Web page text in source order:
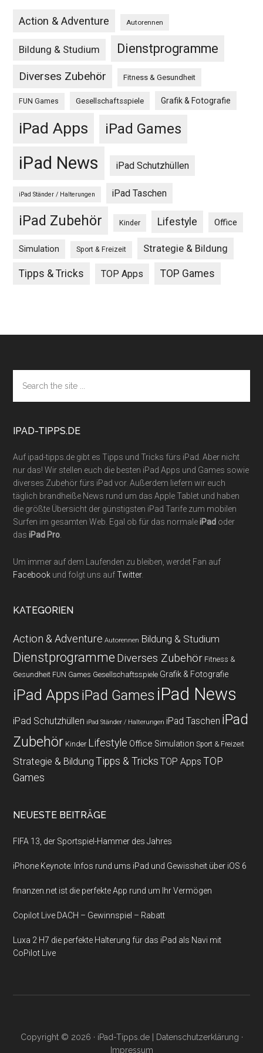
Action & Adventure Autorennen
Bildung & Studium Dienstprogramme
Diverses Zubehör Fitness & Gesundheit
FUN Games Gesellschaftsspiele Grafik & Fotografie
iPad Apps iPad Games
iPad News iPad Schutzhüllen
iPad Ständer / Halterungen iPad Taschen
iPad Zubehör Kinder Lifestyle Office
Simulation Sport & Freizeit Strategie & Bildung
Tipps & Tricks TOP Apps TOP Games
Footer
the
site
IPAD-TIPPS.DE
Auf ipad-tipps.de gibt es Tipps und Tricks fürs iPad. Aber nicht
nur das! Wir stellen euch die besten iPad Apps und Games sowie
diverses Zubehör fürs iPad vor. Außerdem liefern wir euch
täglich brandheiße News rund um das Apple Tablet und haben
die größte Übersicht der günstigsten iPad Tarife zum mobilen
Surfen im gesamten Web. Egal ob für das normaleiPad oder
dasiPad Pro
Um immer auf dem Laufenden zu bleiben, werdet Fan auf
Facebook und folgt uns aufTwitter.
KATEGORIEN
Action & Adventure Autorennen Bildung & Studium
Dienstprogramme Diverses Zubehör Fitness &
Gesundheit FUN Games Gesellschaftsspiele Grafik & Fotografie
iPad Apps iPad Games iPad News
iPad Schutzhüllen iPad Ständer / Halterungen iPad Taschen iPad
Zubehör Kinder Lifestyle Office Simulation Sport & Freizeit
Strategie & Bildung Tipps & Tricks TOP Apps TOP
Games
NEUESTE BEITRÄGE
FIFA 13, der Sportspiel-Hammer des Jahres
iPhone Keynote: Infos rund ums iPad und Gewissheit über iOS 6
finanzen.net ist die perfekte App rund um Ihr Vermögen
Copilot Live DACH – Gewinnspiel – Rabatt
Luxa 2 H7 die perfekte Halterung für das iPad als Navi mit
CoPilot Live
Copyright © 2026 · iPad-Tipps.de| Datenschutzerklärung ·
Impressum